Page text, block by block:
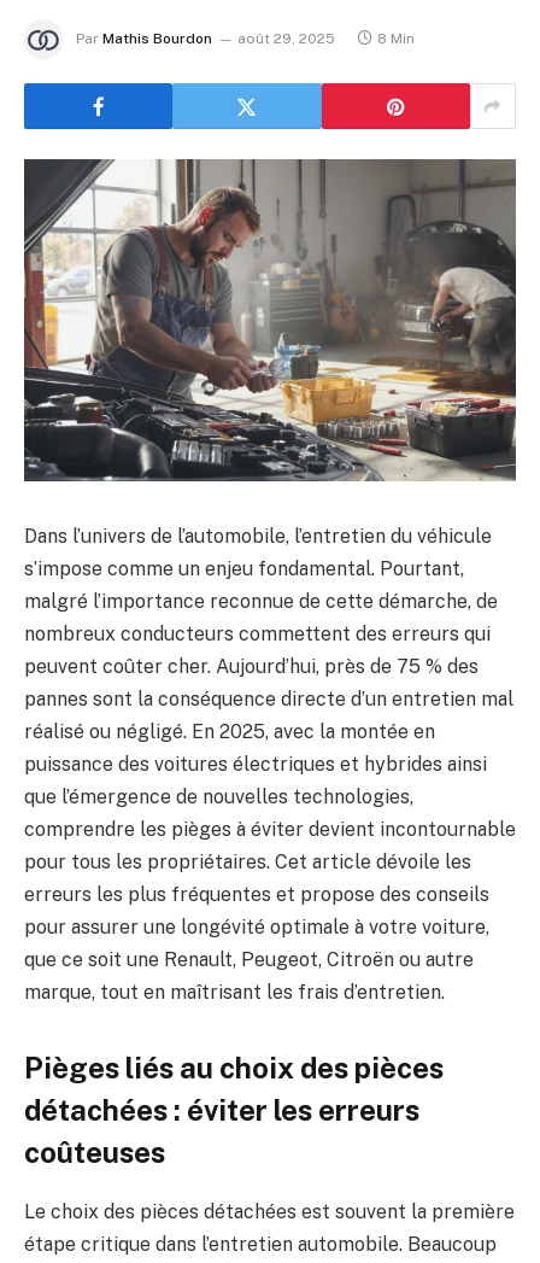
Par Mathis Bourdon août 29, 2025 8 Min
Dans l’univers de l’automobile, l’entretien du véhicule
s’impose comme un enjeu fondamental. Pourtant,
malgré l’importance reconnue de cette démarche, de
nombreux conducteurs commettent des erreurs qui
peuvent coûter cher. Aujourd’hui, près de 75 % des
pannes sont la conséquence directe d’un entretien mal
réalisé ou négligé. En 2025, avec la montée en
puissance des voitures électriques et hybrides ainsi
que l’émergence de nouvelles technologies,
comprendre les pièges à éviter devient incontournable
pour tous les propriétaires. Cet article dévoile les
erreurs les plus fréquentes et propose des conseils
pour assurer une longévité optimale à votre voiture,
que ce soit une Renault, Peugeot, Citroën ou autre
marque, tout en maîtrisant les frais d’entretien.
Pièges liés au choix des pièces
détachées : éviter les erreurs
coûteuses
Le choix des pièces détachées est souvent la première
étape critique dans l’entretien automobile. Beaucoup